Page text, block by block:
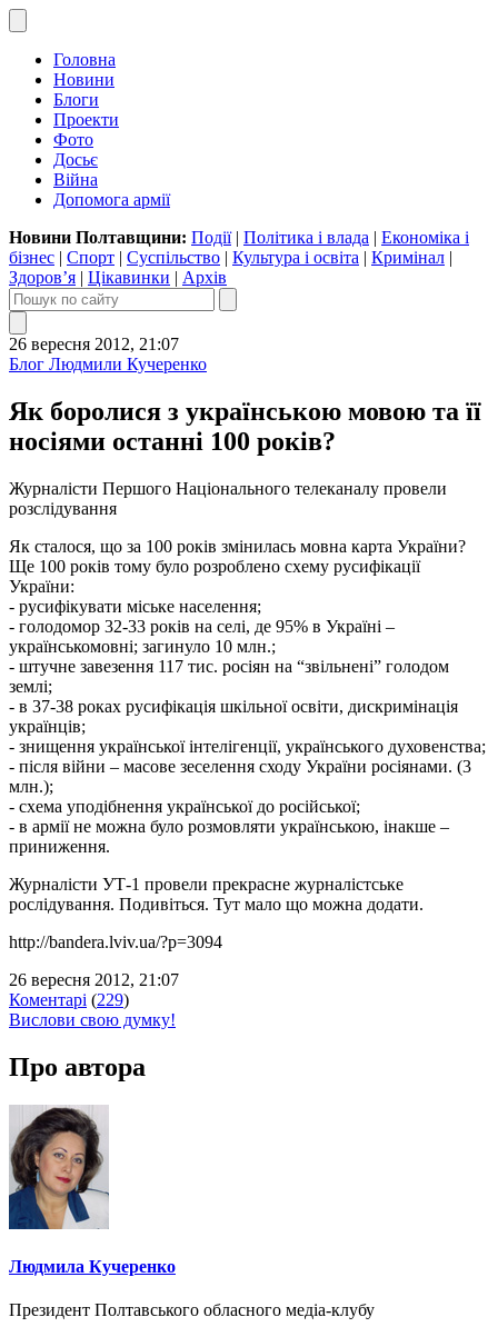
Головна
Новини
Блоги
Проекти
Фото
Досьє
Війна
Допомога армії
Новини Полтавщини: Події| Політика і влада | Економіка і
бізнес | Спорт | Суспільство | Культура і освіта | Кримінал |
Здоров’я | Цікавинки | Архів
26 вересня 2012, 21:07
Блог Людмили Кучеренко
Як боролися з українською мовою та її
носіями останні 100 років?
Журналісти Першого Національного телеканалу провели
розслідування
Як сталося, що за 100 років змінилась мовна карта України?
Ще 100 років тому було розроблено схему русифікації
України:
- русифікувати міське населення;
- голодомор 32-33 років на селі, де 95% в Україні –
українськомовні; загинуло 10 млн.;
- штучне завезення 117 тис. росіян на “звільнені” голодом
землі;
- в 37-38 роках русифікація шкільної освіти, дискримінація
українців;
- знищення української інтелігенції, українського духовенства;
- після війни – масове зеселення сходу України росіянами. (3
млн.);
- схема уподібнення української до російської;
- в армії не можна було розмовляти українською, інакше –
приниження.
Журналісти УТ-1 провели прекрасне журналістське
рослідування. Подивіться. Тут мало що можна додати.
http://bandera.lviv.ua/?p=3094
26 вересня 2012, 21:07
Коментарі (229)
Вислови свою думку!
Про автора
Людмила Кучеренко
Президент Полтавського обласного медіа-клубу